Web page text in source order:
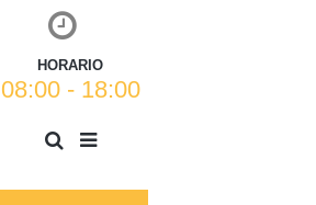
HORARIO
08:00 - 18:00